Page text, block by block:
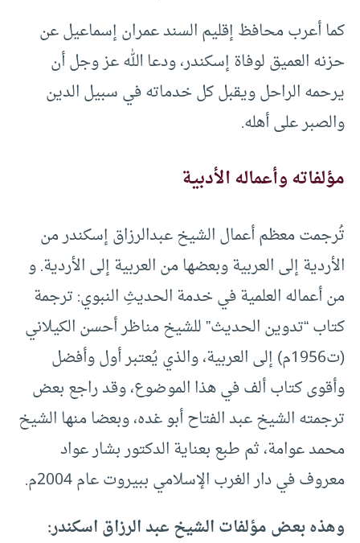
كما أعرب محافظ إقليم السند عمران إسماعيل عن
حزنه العميق لوفاة إسكندر، ودعا الله عز وجل أن
يرحمه الراحل ويقبل كل خدماته في سبيل الدين
والصبر على أهله.
مؤلفاته وأعماله الأدبية
تُرجمت معظم أعمال الشيخ عبدالرزاق إسكندر من
الأردية إلى العربية وبعضها من العربية إلى الأردية. و
من أعماله العلمية في خدمة الحديثِ النبوي: ترجمة
كتاب “تدوين الحديث” للشيخ مناظر أحسن الكيلاني
(ت1956م) إلى العربية، والذي يُعتبر أول وأفضل
وأقوى كتاب ألف في هذا الموضوع، وقد راجع بعض
ترجمته الشيخ عبد الفتاح أبو غده، وبعضا منها الشيخ
محمد عوامة، ثم طبع بعناية الدكتور بشار عواد
معروف في دار الغرب الإسلامي ببيروت عام 2004م.
وهذه بعض مؤلفات الشيخ عبد الرزاق اسكندر: